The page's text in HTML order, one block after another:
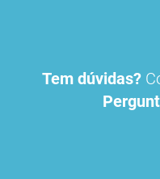
Tem dúvidas?